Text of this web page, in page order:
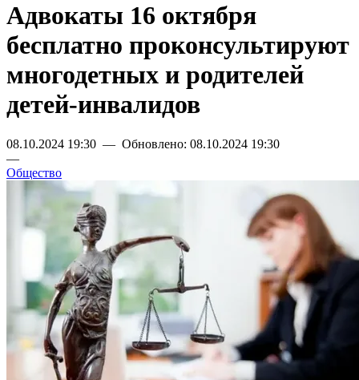
Адвокаты 16 октября
бесплатно проконсультируют
многодетных и родителей
детей-инвалидов
08.10.2024 19:30 — Обновлено: 08.10.2024 19:30
—
Общество